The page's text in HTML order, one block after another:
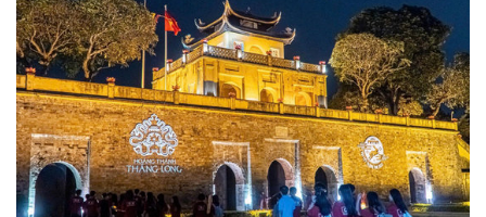
triển kinh tế di sản”.